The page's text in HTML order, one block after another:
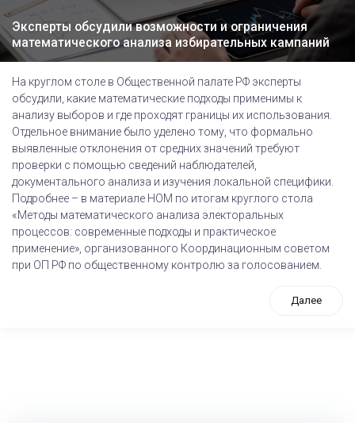
Эксперты обсудили возможности и ограничения
математического анализа избирательных кампаний
На круглом столе в Общественной палате РФ эксперты
обсудили, какие математические подходы применимы к
анализу выборов и где проходят границы их использования.
Отдельное внимание было уделено тому, что формально
выявленные отклонения от средних значений требуют
проверки с помощью сведений наблюдателей,
документального анализа и изучения локальной специфики.
Подробнее – в материале НОМ по итогам круглого стола
«Методы математического анализа электоральных
процессов: современные подходы и практическое
применение», организованного Координационным советом
при ОП РФ по общественному контролю за голосованием.
Далее